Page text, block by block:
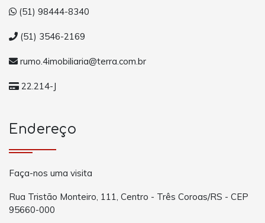
(51) 98444-8340
(51) 3546-2169
rumo.4imobiliaria@terra.com.br
22.214-J
Endereço
Faça-nos uma visita
Rua Tristão Monteiro, 111, Centro - Três Coroas/RS - CEP
95660-000